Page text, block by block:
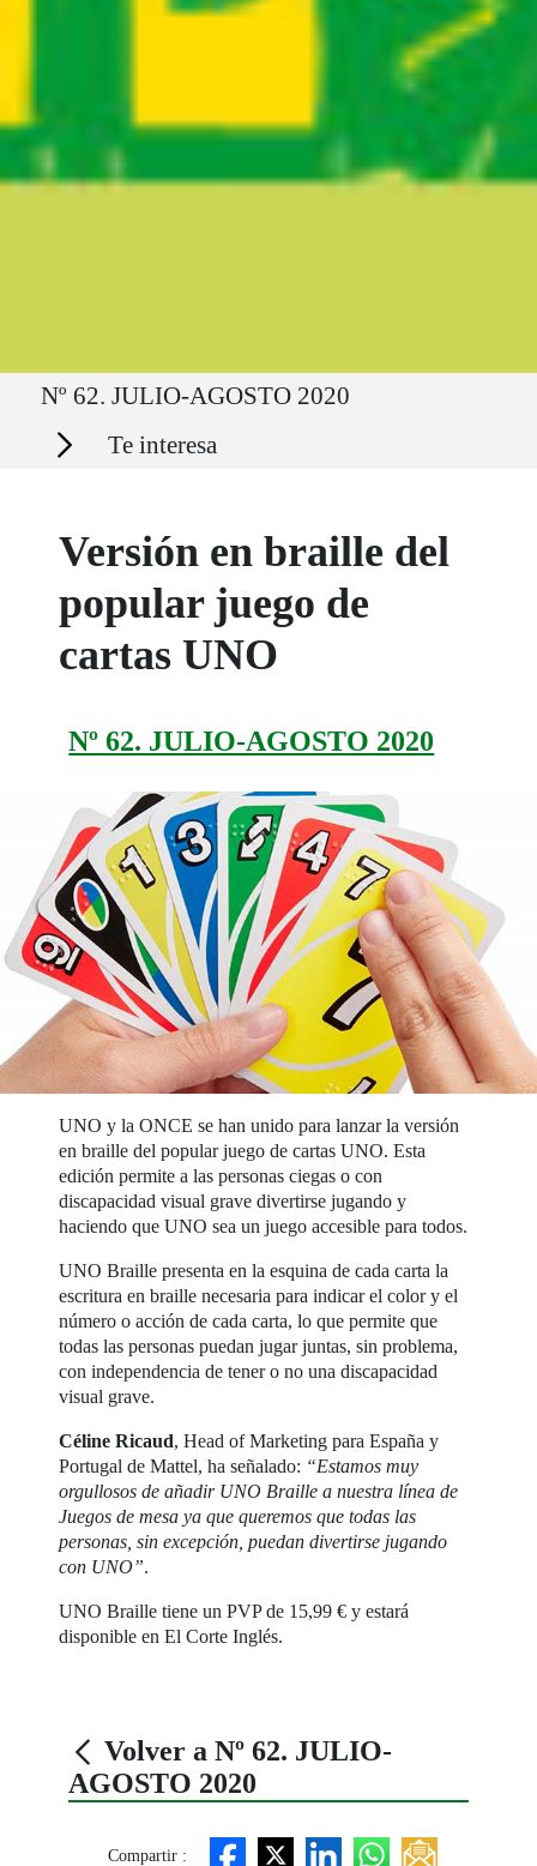
Ruta del sitio
Nº 62. JULIO-AGOSTO 2020
Secciones Te interesa
Versión en braille del
popular juego de
cartas UNO
Nº 62. JULIO-AGOSTO 2020
UNO y la ONCE se han unido para lanzar la versión
en braille del popular juego de cartas UNO. Esta
edición permite a las personas ciegas o con
discapacidad visual grave divertirse jugando y
haciendo que UNO sea un juego accesible para todos.
UNO Braille presenta en la esquina de cada carta la
escritura en braille necesaria para indicar el color y el
número o acción de cada carta, lo que permite que
todas las personas puedan jugar juntas, sin problema,
con independencia de tener o no una discapacidad
visual grave.
Céline Ricaud, Head of Marketing para España y
Portugal de Mattel, ha señalado: “Estamos muy
orgullosos de añadir UNO Braille a nuestra línea de
Juegos de mesa ya que queremos que todas las
personas, sin excepción, puedan divertirse jugando
con UNO”.
UNO Braille tiene un PVP de 15,99 € y estará
disponible en El Corte Inglés.
Volver a Nº 62. JULIO-
AGOSTO 2020
Compartir :